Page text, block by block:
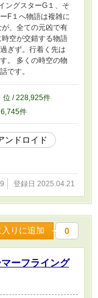
ングスターG１、そ
F１へ物語は複雑に
、全ての元凶で有
空が交錯する物語
ぎず。行着く先は
。 多くの時空の物
です。
位 / 228,925件
件
ンドロイド
登録日 2025.04.21
入りに追加 0
ーフライング